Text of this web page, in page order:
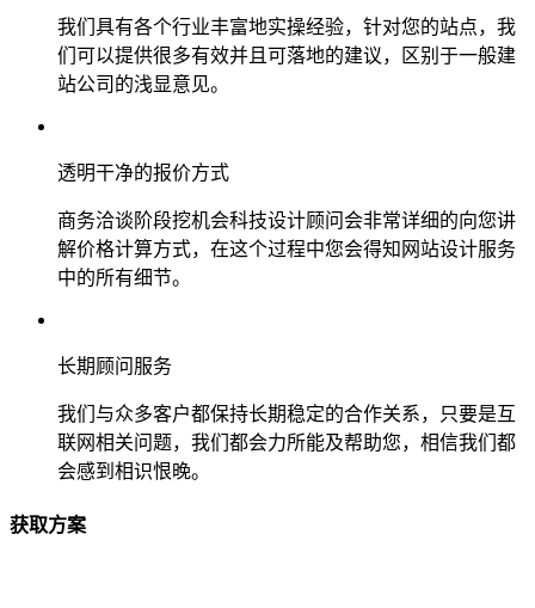
我们具有各个行业丰富地实操经验，针对您的站点，我
们可以提供很多有效并且可落地的建议，区别于一般建
站公司的浅显意见。
透明干净的报价方式
商务洽谈阶段挖机会科技设计顾问会非常详细的向您讲
解价格计算方式，在这个过程中您会得知网站设计服务
中的所有细节。
长期顾问服务
我们与众多客户都保持长期稳定的合作关系，只要是互
联网相关问题，我们都会力所能及帮助您，相信我们都
会感到相识恨晚。
获取方案